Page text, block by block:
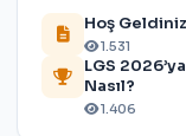
Hoş
1.531
LGS
Nasıl?
1.406